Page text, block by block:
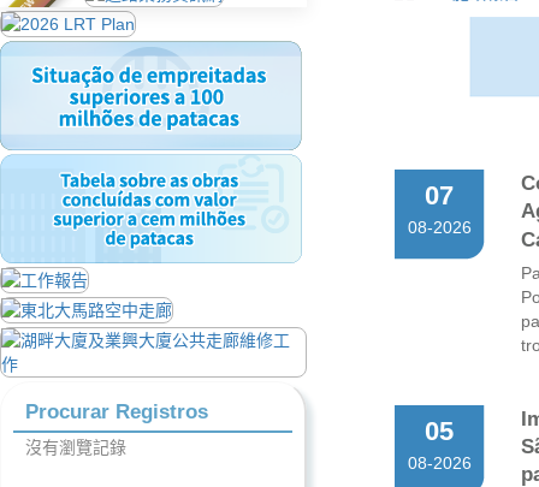
Procurar Registros
沒有瀏覽記錄
07
08-2026
05
08-2026